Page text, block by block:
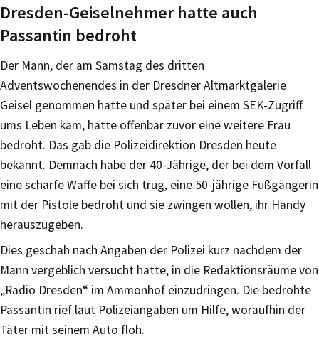
Dresden-Geiselnehmer hatte auch
Passantin bedroht
Der Mann, der am Samstag des dritten
Adventswochenendes in der Dresdner Altmarktgalerie
Geisel genommen hatte und später bei einem SEK-Zugriff
ums Leben kam, hatte offenbar zuvor eine weitere Frau
bedroht. Das gab die Polizeidirektion Dresden heute
bekannt. Demnach habe der 40-Jährige, der bei dem Vorfall
eine scharfe Waffe bei sich trug, eine 50-jährige Fußgängerin
mit der Pistole bedroht und sie zwingen wollen, ihr Handy
herauszugeben.
Dies geschah nach Angaben der Polizei kurz nachdem der
Mann vergeblich versucht hatte, in die Redaktionsräume von
„Radio Dresden“ im Ammonhof einzudringen. Die bedrohte
Passantin rief laut Polizeiangaben um Hilfe, woraufhin der
Täter mit seinem Auto floh.